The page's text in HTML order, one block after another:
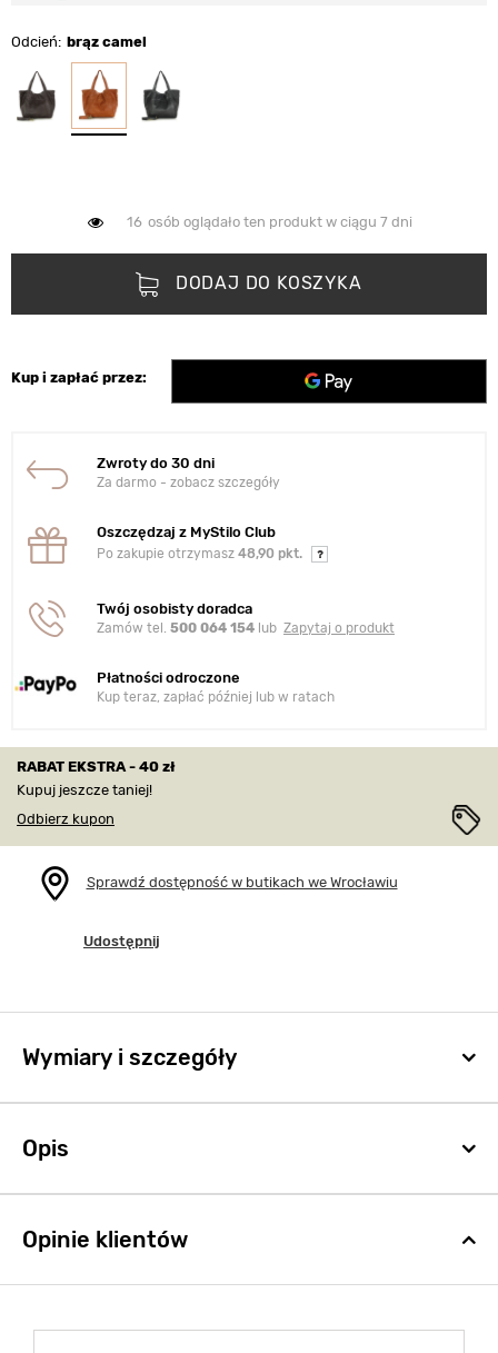
Odcień brąz camel
16 osób oglądało ten produkt w ciągu 7 dni
DODAJ DO KOSZYKA
Kup i zapłać przez:
Zwroty do 30 dni
Za darmo - zobacz szczegóły
Oszczędzaj z MyStilo Club
Po zakupie otrzymasz 48,90 pkt.
Twój osobisty doradca
Zamów tel. 500 064 154 lub Zapytaj o produkt
Płatności odroczone
Kup teraz, zapłać później lub w ratach
RABAT EKSTRA - 40 zł
Kupuj jeszcze taniej!
Odbierz kupon
Sprawdź dostępność w butikach we Wrocławiu
Udostępnij
Wymiary i szczegóły
Opis
Opinie klientów